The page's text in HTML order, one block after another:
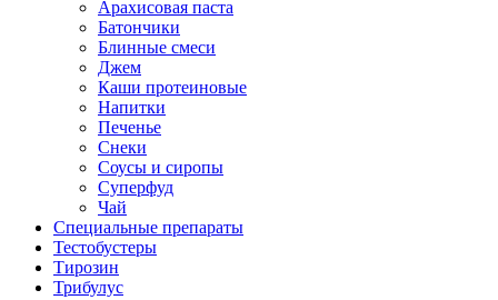
Арахисовая паста
Батончики
Блинные смеси
Джем
Каши протеиновые
Напитки
Печенье
Снеки
Соусы и сиропы
Суперфуд
Чай
Специальные препараты
Тестобустеры
Тирозин
Трибулус